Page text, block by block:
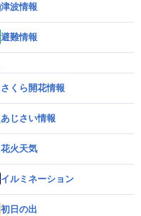
津波情報
避難情報
さくら開花情報
あじさい情報
花火天気
イルミネーション
初日の出